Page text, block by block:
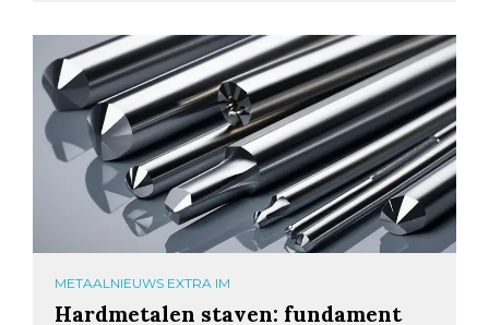
METAALNIEUWS EXTRA IM
Hardmetalen staven: fundament